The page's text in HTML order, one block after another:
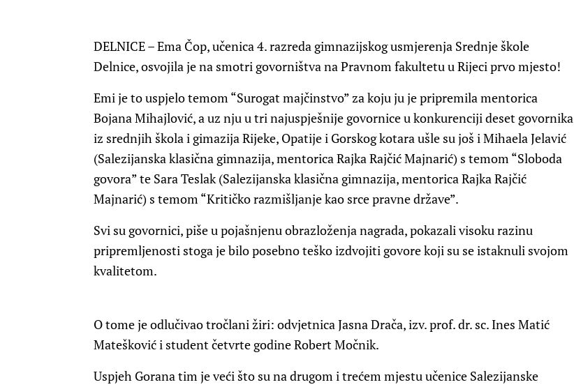
DELNICE – Ema Čop, učenica 4. razreda gimnazijskog usmjerenja Srednje škole
Delnice, osvojila je na smotri govorništva na Pravnom fakultetu u Rijeci prvo mjesto!
Emi je to uspjelo temom “Surogat majčinstvo” za koju ju je pripremila mentorica
Bojana Mihajlović, a uz nju u tri najuspješnije govornice u konkurenciji deset govornika
iz srednjih škola i gimazija Rijeke, Opatije i Gorskog kotara ušle su još i Mihaela Jelavić
(Salezijanska klasična gimnazija, mentorica Rajka Rajčić Majnarić) s temom “Sloboda
govora” te Sara Teslak (Salezijanska klasična gimnazija, mentorica Rajka Rajčić
Majnarić) s temom “Kritičko razmišljanje kao srce pravne države”.
Svi su govornici, piše u pojašnjenu obrazloženja nagrada, pokazali visoku razinu
pripremljenosti stoga je bilo posebno teško izdvojiti govore koji su se istaknuli svojom
kvalitetom.
O tome je odlučivao tročlani žiri: odvjetnica Jasna Drača, izv. prof. dr. sc. Ines Matić
Matešković i student četvrte godine Robert Močnik.
Uspjeh Gorana tim je veći što su na drugom i trećem mjestu učenice Salezijanske